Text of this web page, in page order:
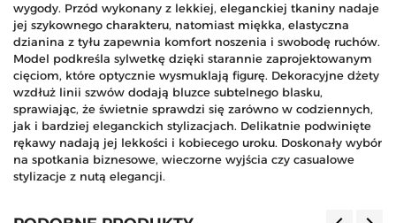
wygody. Przód wykonany z lekkiej, eleganckiej tkaniny nadaje
jej szykownego charakteru, natomiast miękka, elastyczna
dzianina z tyłu zapewnia komfort noszenia i swobodę ruchów.
Model podkreśla sylwetkę dzięki starannie zaprojektowanym
cięciom, które optycznie wysmuklają figurę. Dekoracyjne dżety
wzdłuż linii szwów dodają bluzce subtelnego blasku,
sprawiając, że świetnie sprawdzi się zarówno w codziennych,
jak i bardziej eleganckich stylizacjach. Delikatnie podwinięte
rękawy nadają jej lekkości i kobiecego uroku. Doskonały wybór
na spotkania biznesowe, wieczorne wyjścia czy casualowe
stylizacje z nutą elegancji.